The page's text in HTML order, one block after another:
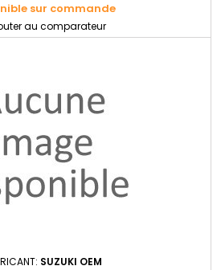
sur commande
au comparateur
SUZUKI OEM